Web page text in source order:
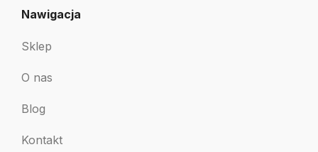
Nawigacja
Sklep
O nas
Blog
Kontakt